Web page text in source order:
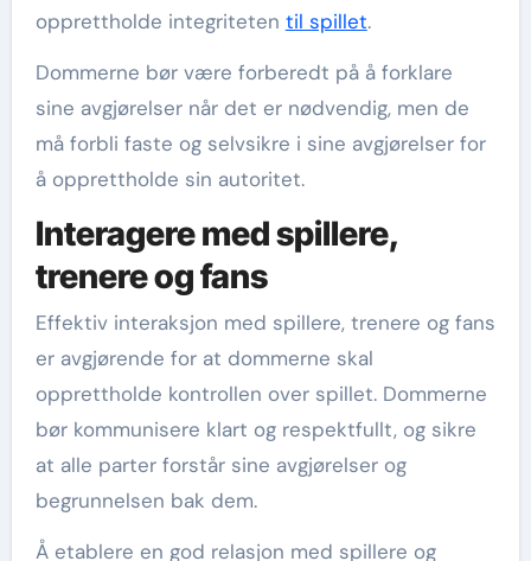
opprettholde integriteten til spillet.
Dommerne bør være forberedt på å forklare
sine avgjørelser når det er nødvendig, men de
må forbli faste og selvsikre i sine avgjørelser for
å opprettholde sin autoritet.
Interagere med spillere,
trenere og fans
Effektiv interaksjon med spillere, trenere og fans
er avgjørende for at dommerne skal
opprettholde kontrollen over spillet. Dommerne
bør kommunisere klart og respektfullt, og sikre
at alle parter forstår sine avgjørelser og
begrunnelsen bak dem.
Å etablere en god relasjon med spillere og